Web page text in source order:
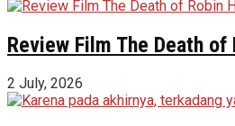
Review Film The Death of
2 July, 2026